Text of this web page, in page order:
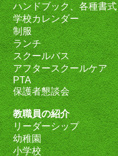
ハンドブック、各種書式
学校カレンダー
制服
ランチ
スクールバス
アフタースクールケア
PTA
保護者懇談会
教職員の紹介
リーダーシップ
幼稚園
小学校